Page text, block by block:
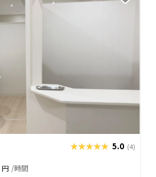
★★★★★
★★★★★ 5.0 (4)
円 /時間